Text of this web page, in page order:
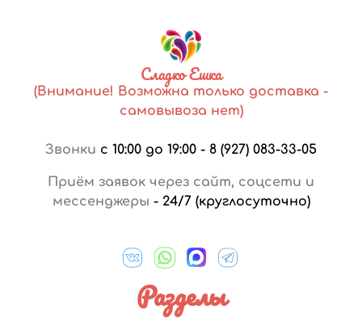
Сладко Ешка
(Внимание! Возможна только доставка -
самовывоза нет)
Звонки с 10:00 до 19:00 - 8 (927) 083-33-05
Приём заявок через сайт, соцсети и
мессенджеры - 24/7 (круглосуточно)
Разделы